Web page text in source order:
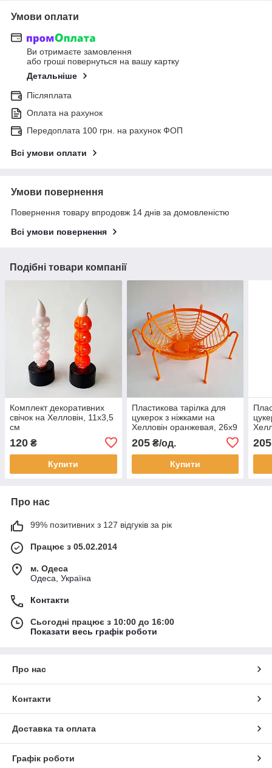
Умови оплати
Ви отримаєте замовлення
або гроші повернуться на вашу картку
Детальніше
Післяплата
Оплата на рахунок
Передоплата 100 грн. на рахунок ФОП
Всі умови оплати
Умови повернення
Повернення товару впродовж 14 днів за домовленістю
Всі умови повернення
Подібні товари компанії
Комплект декоративних
свічок на Хелловін, 11х3,5
см
120 ₴
Купити
Пластикова тарілка для
цукерок з ніжками на
Хелловін оранжевая, 26х9
205₴/од.
Купити
205
Про нас
99% позитивних з 127 відгуків за рік
Працює з 05.02.2014
м. Одеса
Одеса, Україна
Контакти
Сьогодні працює з 10:00 до 16:00
Показати весь графік роботи
Про нас
Контакти
Доставка та оплата
Графік роботи